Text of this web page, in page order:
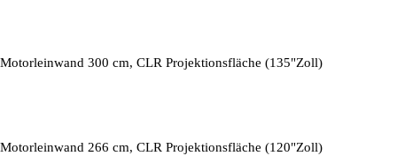
Motorleinwand 300 cm, CLR Projektionsfläche (135"Zoll)
Motorleinwand 266 cm, CLR Projektionsfläche (120"Zoll)